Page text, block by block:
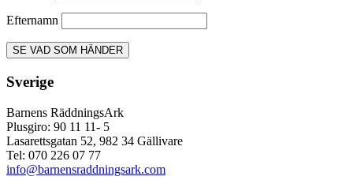
Efternamn
Sverige
Barnens RäddningsArk
Plusgiro: 90 11 11- 5
Lasarettsgatan 52, 982 34 Gällivare
Tel: 070 226 07 77
info@barnensraddningsark.com